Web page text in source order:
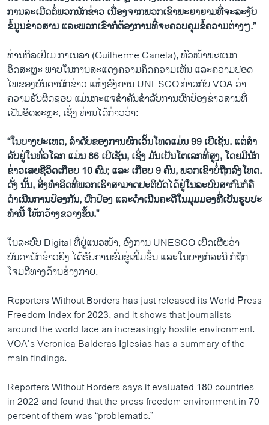
ການລະເມີດຕໍ່ພວກນັກຂ່າວ ເນື່ອງຈາກພວກເຂົາພະຍາຍາມທີ່ຈະລະງັບ
ຂໍ້ມູນຂ່າວສານ ແລະພວກເຂົາກໍຕ້ອງການທີ່ຈະຄວບຄຸມຂໍ້ຄວາມຕ່າງໆ.”
ທ່ານກີລເຢີເມ ກາເນລາ (Guilherme Canela), ຫົວໜ້າພະ​ແນກ
ອິດສະຫຼະ ​ພາບ​ໃນ​ການ​ສະ​ແດງ​ຄວາມ​ຄິດ​ຄວາມ​ເຫັນ ແລະຄວາມປອດ
ໄພຂອງບັນດານັກຂ່າວ ແຫ່ງອົງການ UNESCO ກ່າວກັບ VOA ວ່າ
ຄວາມຮັບຜິດຊອບ ແມ່ນກະແຈສໍາຄັນສໍາລັບການປົກປ້ອງຂ່າວສານທີ່
ເປັນອິດສະຫຼະ, ເຊິ່ງ ທ່ານໄດ້ກ່າວວ່າ:
“ໃນບາງປະເທດ, ລໍາດັບຂອງການຍົກເວັ້ນໂທດແມ່ນ 99 ເປີເຊັນ. ແຕ່ສໍາ
ລັບຢູ່ໃນທົ່ວໂລກ ແມ່ນ 86 ເປີເຊັນ, ເຊິ່ງ ມັນເປັນໂຕເລກທີ່ສູງ, ໂດຍມີນັກ
ຂ່າວເສຍຊີວິດເກືອບ10 ຄົນ; ແລະ ເກືອບ 9 ຄົນ, ພວກເຂົາບໍ່ຖືກລົງໂທດ.
ດັ່ງ ນັ້ນ, ສິ່ງທໍາອິດທີ່ພວກເຮົາສາມາດປະຕິບັດໄດ້ຢູ່ໃນລະບົບສາກົນກໍຄື
ດໍາເນີນການປ້ອງກັນ, ປົກປ້ອງ ແລະດໍາເນີນຄະດີໃນມຸມມອງທີ່ເປັນຮູບປະ
ທໍານີ້ ໃຫ້ກວ້າງຂວາງຂຶ້ນ.”
ໃນລະບົບ Digital ທີ່ຢູ່ແນວໜ້າ, ອົງການ UNESCO ເປີດເຜີຍວ່າ
ບັນດານັກຂ່າວຍິງ ໄດ້ຮັບການຂົ່ມຂູ່ເພີ້ມຂຶ້ນ ແລະໃນບາງກໍລະນີ ກໍຖືກ
ໂຈມຕີທາງດ້ານຮ່າງກາຍ.
Reporters Without Borders has just released its World Press
Freedom Index for 2023, and it shows that journalists
around the world face an increasingly hostile environment.
VOA’s Veronica Balderas Iglesias has a summary of the
main findings.
Reporters Without Borders says it evaluated 180 countries
in 2022 and found that the press freedom environment in 70
percent of them was “problematic.”